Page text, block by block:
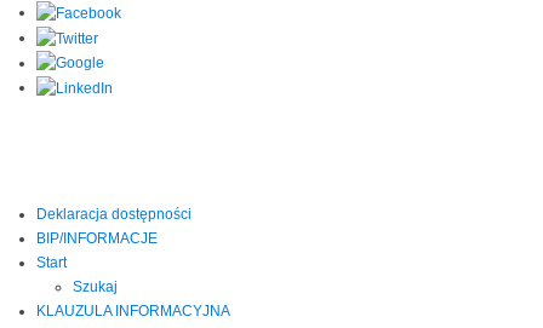
Deklaracja dostępności
BIP/INFORMACJE
Start
Szukaj
KLAUZULA INFORMACYJNA